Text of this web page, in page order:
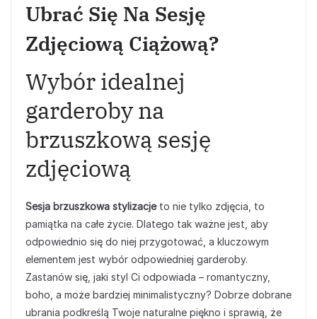
Ubrać Się Na Sesję
Zdjęciową Ciążową?
Wybór idealnej
garderoby na
brzuszkową sesję
zdjęciową
Sesja brzuszkowa stylizacjeto nie tylko zdjęcia, to
pamiątka na całe życie. Dlatego tak ważne jest, aby
odpowiednio się do niej przygotować, a kluczowym
elementem jest wybór odpowiedniej garderoby.
Zastanów się, jaki styl Ci odpowiada – romantyczny,
boho, a może bardziej minimalistyczny? Dobrze dobrane
ubrania podkreślą Twoje naturalne piękno i sprawią, że